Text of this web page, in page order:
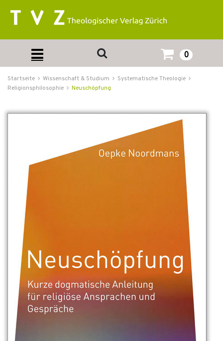
0
Startseite Wissenschaft & Studium
Systematische Theologie
Religionsphilosophie
Neuschöpfung